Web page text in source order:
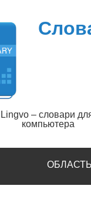
– словари
компьютера